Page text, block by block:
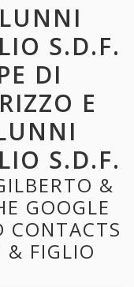
S.D.F.
DI
E
S.D.F.
&
GOOGLE
CONTACTS
& FIGLIO